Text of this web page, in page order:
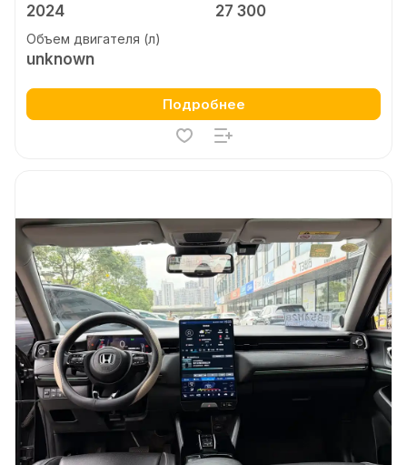
2024 27 300
Объем двигателя (л)
unknown
Подробнее